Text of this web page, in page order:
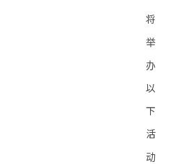
将
举
办
以
下
活
动